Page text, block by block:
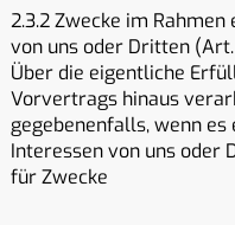
2.3.2 Zwecke im
von uns oder Dritten (Art.
Über die eigentliche
Vorvertrags hinaus
gegebenenfalls, wenn
Interessen von uns oder
für Zwecke